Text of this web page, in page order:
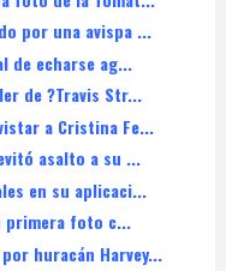
por una avispa ...
de echarse ag...
de ?Travis Str...
a Cristina Fe...
asalto a su ...
en su aplicaci...
primera foto c...
huracán Harvey...